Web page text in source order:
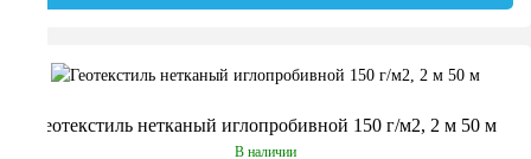
Геотекстиль нетканый иглопробивной 150 г/м2, 2 м 50 м
В наличии